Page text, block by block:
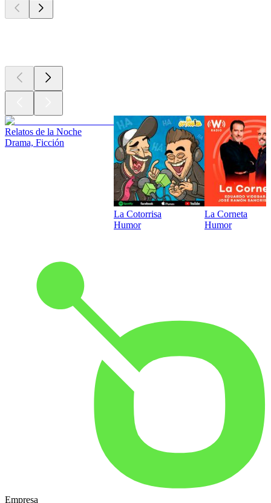
Relatos de la Noche
Drama, Ficción
La Cotorrisa
Humor
La Corneta
Humor
Empresa